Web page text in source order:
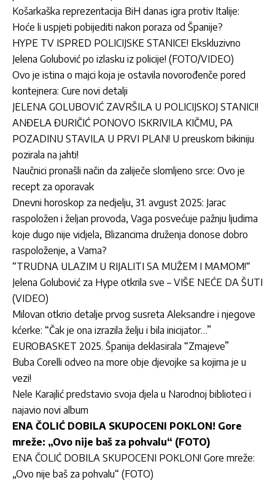
Košarkaška reprezentacija BiH danas igra protiv Italije:
Hoće li uspjeti pobijediti nakon poraza od Španije?
HYPE TV ISPRED POLICIJSKE STANICE! Ekskluzivno
Jelena Golubović po izlasku iz policije! (FOTO/VIDEO)
Ovo je istina o majci koja je ostavila novorođenče pored
kontejnera: Cure novi detalji
JELENA GOLUBOVIĆ ZAVRŠILA U POLICIJSKOJ STANICI!
ANĐELA ĐURIČIĆ PONOVO ISKRIVILA KIČMU, PA
POZADINU STAVILA U PRVI PLAN! U preuskom bikiniju
pozirala na jahti!
Naučnici pronašli način da zaliječe slomljeno srce: Ovo je
recept za oporavak
Dnevni horoskop za nedjelju, 31. avgust 2025: Jarac
raspoložen i željan provoda, Vaga posvećuje pažnju ljudima
koje dugo nije vidjela, Blizancima druženja donose dobro
raspoloženje, a Vama?
“TRUDNA ULAZIM U RIJALITI SA MUŽEM I MAMOM!“
Jelena Golubović za Hype otkrila sve – VIŠE NEĆE DA ŠUTI
(VIDEO)
Milovan otkrio detalje prvog susreta Aleksandre i njegove
kćerke: “Čak je ona izrazila želju i bila inicijator…”
EUROBASKET 2025. Španija deklasirala “Zmajeve”
Buba Corelli odveo na more obje djevojke sa kojima je u
vezi!
Nele Karajlić predstavio svoja djela u Narodnoj biblioteci i
najavio novi album
ENA ČOLIĆ DOBILA SKUPOCENI POKLON! Gore
mreže: „Ovo nije baš za pohvalu“ (FOTO)
ENA ČOLIĆ DOBILA SKUPOCENI POKLON! Gore mreže:
„Ovo nije baš za pohvalu“ (FOTO)